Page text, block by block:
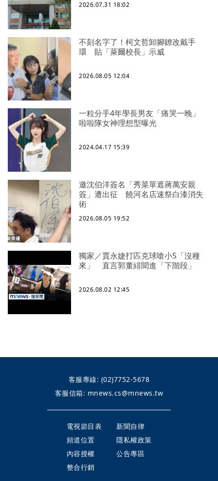
2026.07.31 18:02
不刻名字了！柯文哲卸腳鐐改戴手
環 貼「萊爾校長」示威
2026.08.05 12:04
一粒分手4年學長男友「痛哭一晚」
啦啦隊女神理想型曝光
2024.04.17 15:39
邀沈伯洋簽名「秀菜單遮蔣萬安親
簽」遭出征 饒河名店速祭白漆消失
術
2026.08.05 19:52
獨家／賈永婕打匹克球嗆小S「沒種
來」 直言郭董緋聞進「下階段」
2026.08.02 12:45
客服專線: (02)7752-5678
客服信箱: mnews.cs@mnews.tw
電視節目表
新聞自律
頻道位置
隱私權政策
內容授權
公告專區
整合行銷